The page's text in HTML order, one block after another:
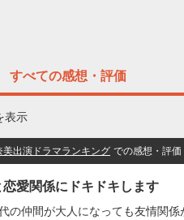
すべての感想・評価
表示
美出演ドラマランキング での感想・評価
恋愛関係にドキドキします
の仲間が大人になっても友情関